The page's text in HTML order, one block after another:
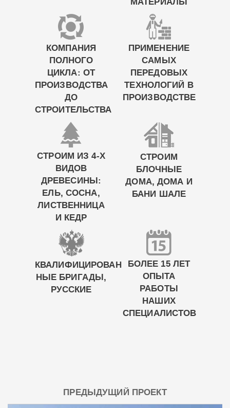
КОМПАНИЯ
ПОЛНОГО
ЦИКЛА: ОТ
ПРОИЗВОДСТВА
ДО
СТРОИТЕЛЬСТВА
ПРИМЕНЕНИЕ
САМЫХ
ПЕРЕДОВЫХ
ТЕХНОЛОГИЙ В
ПРОИЗВОДСТВЕ
СТРОИМ ИЗ 4-Х
ВИДОВ
ДРЕВЕСИНЫ:
ЕЛЬ, СОСНА,
ЛИСТВЕННИЦА
И КЕДР
СТРОИМ
БЛОЧНЫЕ
ДОМА, ДОМА И
БАНИ ШАЛЕ
КВАЛИФИЦИРОВАН
НЫЕ БРИГАДЫ,
РУССКИЕ
БОЛЕЕ 15 ЛЕТ
ОПЫТА
РАБОТЫ
НАШИХ
СПЕЦИАЛИСТОВ
ПРЕДЫДУЩИЙ ПРОЕКТ